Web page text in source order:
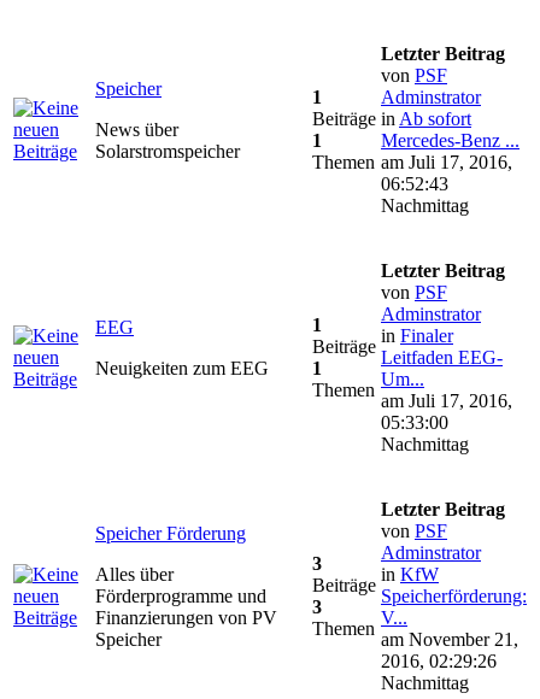
Speicher
News über
Solarstromspeicher
1
Beiträge
1
Themen
Letzter Beitrag
von PSF
Adminstrator
in Ab sofort
Mercedes-Benz ...
am Juli 17, 2016,
06:52:43
Nachmittag
EEG
Neuigkeiten zum EEG
1
Beiträge
1
Themen
Letzter Beitrag
von PSF
Adminstrator
in Finaler
Leitfaden EEG-
Um...
am Juli 17, 2016,
05:33:00
Nachmittag
Speicher Förderung
Alles über
Förderprogramme und
Finanzierungen von PV
Speicher
3
Beiträge
3
Themen
Letzter Beitrag
von PSF
Adminstrator
in KfW
Speicherförderung:
V...
am November 21,
2016, 02:29:26
Nachmittag